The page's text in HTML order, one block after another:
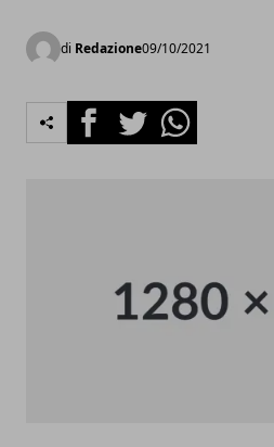
di Redazione09/10/2021
FacebookTwitterWhatsapp